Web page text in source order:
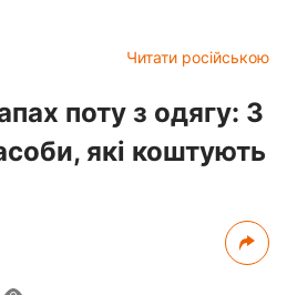
Читати російською
поту з одягу: 3
які коштують